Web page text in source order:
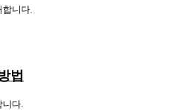
니다.
법
니다.